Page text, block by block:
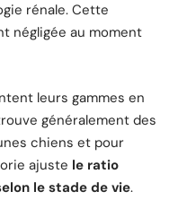
rénale. Cette
négligée au moment
leurs gammes en
généralement des
chiens et pour
ajuste le ratio
le stade de vie.